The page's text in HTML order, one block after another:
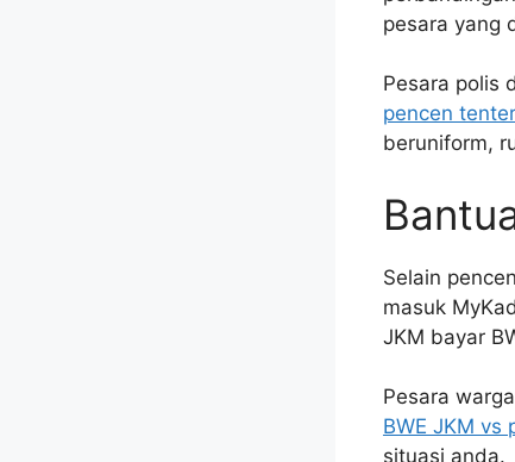
pesara yang
Pesara polis
pencen
beruniform,
Selain
masuk
JKM bayar
Pesara
BWE JKM vs
situasi anda.